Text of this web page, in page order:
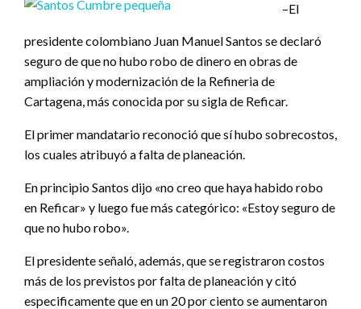
–El
presidente colombiano Juan Manuel Santos se declaró
seguro de que no hubo robo de dinero en obras de
ampliación y modernización de la Refineria de
Cartagena, más conocida por su sigla de Reficar.
El primer mandatario reconoció que sí hubo sobrecostos,
los cuales atribuyó a falta de planeación.
En principio Santos dijo «no creo que haya habido robo
en Reficar» y luego fue más categórico: «Estoy seguro de
que no hubo robo».
El presidente señaló, además, que se registraron costos
más de los previstos por falta de planeación y citó
especificamente que en un 20 por ciento se aumentaron